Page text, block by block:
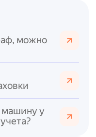
срок,
по —
(не менее
15 суток или
можно
подаётся
ГАИ либо в
можно